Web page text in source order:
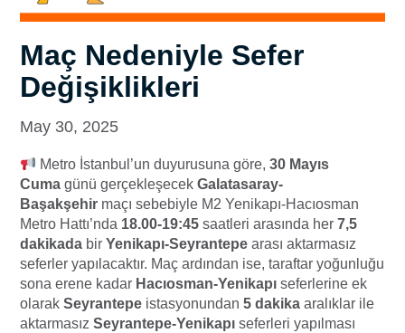
Maç Nedeniyle Sefer
Değişiklikleri
May 30, 2025
Metro İstanbul’un duyurusuna göre,30 Mayıs
Cuma günü gerçekleşecek Galatasaray-
Başakşehir maçı sebebiyle M2 Yenikapı-Hacıosman
Metro Hattı’nda 18.00-19:45 saatleri arasında her 7,5
dakikada bir Yenikapı-Seyrantepe arası aktarmasız
seferler yapılacaktır. Maç ardından ise, taraftar yoğunluğu
sona erene kadar Hacıosman-Yenikapı seferlerine ek
olarak Seyrantepe istasyonundan 5 dakika aralıklar ile
aktarmasız Seyrantepe-Yenikapı seferleri yapılması